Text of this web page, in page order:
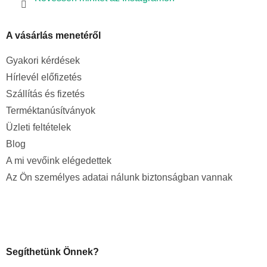
A vásárlás menetéről
Gyakori kérdések
Hírlevél előfizetés
Szállítás és fizetés
Terméktanúsítványok
Üzleti feltételek
Blog
A mi vevőink elégedettek
Az Ön személyes adatai nálunk biztonságban vannak
Segíthetünk Önnek?